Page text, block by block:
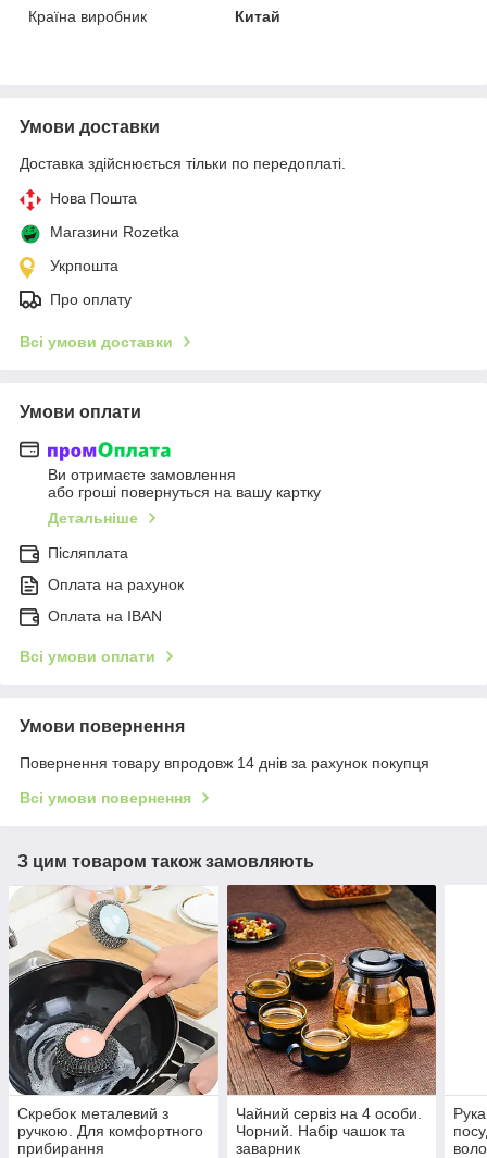
Країна виробник Китай
Умови доставки
Доставка здійснюється тільки по передоплаті.
Нова Пошта
Магазини Rozetka
Укрпошта
Про оплату
Всі умови доставки
Умови оплати
Ви отримаєте замовлення
або гроші повернуться на вашу картку
Детальніше
Післяплата
Оплата на рахунок
Оплата на IBAN
Всі умови оплати
Умови повернення
Повернення товару впродовж 14 днів за рахунок покупця
Всі умови повернення
З цим товаром також замовляють
Скребок металевий з
ручкою. Для комфортного
прибирання
Чайний сервіз на 4 особи.
Чорний. Набір чашок та
заварник